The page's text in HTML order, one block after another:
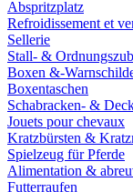
Abspritzplatz
Refroidissement et
Sellerie
Stall- &
Boxen &-
Boxentaschen
Schabracken- &
Jouets pour chevaux
Kratzbürsten &
Spielzeug für Pferde
Alimentation &
Futterraufen